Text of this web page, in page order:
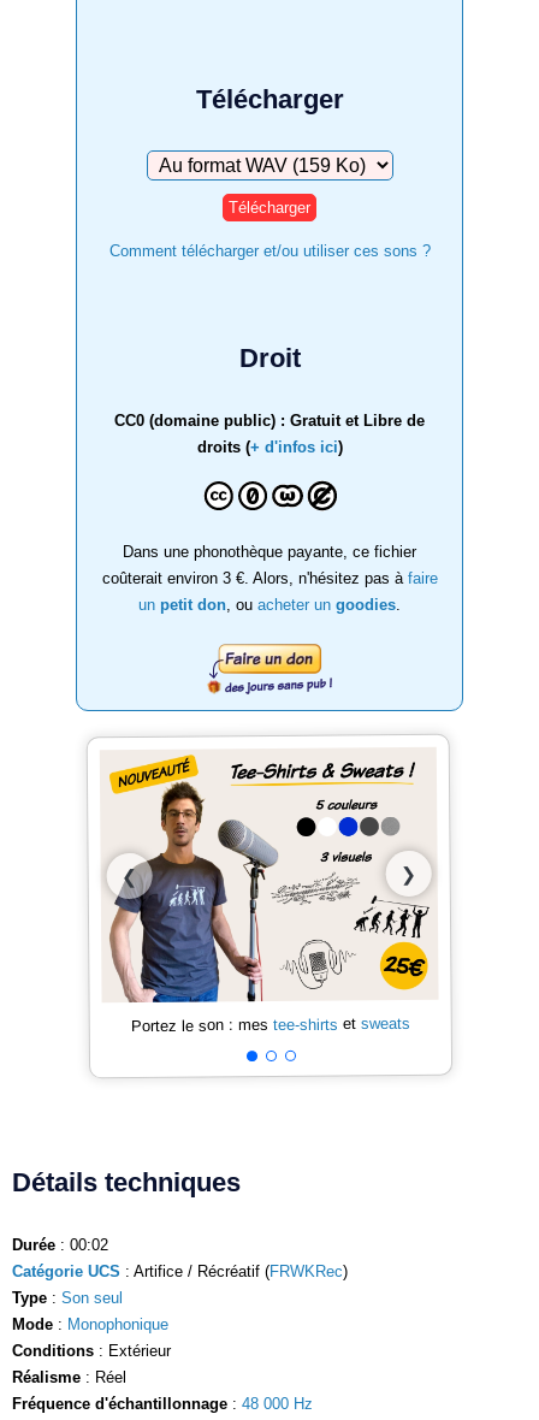
Télécharger
Télécharger
Comment télécharger et/ou utiliser ces sons ?
Droit
CC0 (domaine public) : Gratuit et Libre de
droits (+ d'infos ici)
Dans une phonothèque payante, ce fichier
coûterait environ 3 €. Alors, n'hésitez pas à faire
un petit don , ou acheter un goodies
❮ ❯
Portez le son : mes tee-shirts et sweats
Détails techniques
Durée : 00:02
Catégorie UCS : Artifice / Récréatif (FRWKRec)
Type : Son seul
Mode : Monophonique
Conditions : Extérieur
Réalisme : Réel
Fréquence d'échantillonnage : 48 000 Hz